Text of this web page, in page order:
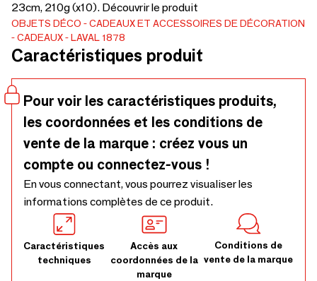
23cm, 210g (x10). Découvrir le produit
OBJETS DÉCO
CADEAUX ET ACCESSOIRES DE DÉCORATION
CADEAUX
LAVAL 1878
Caractéristiques produit
Pour voir les caractéristiques produits,
les coordonnées et les conditions de
vente de la marque : créez vous un
compte ou connectez-vous !
En vous connectant, vous pourrez visualiser les
informations complètes de ce produit.
Caractéristiques
techniques
Accès aux
coordonnées de la
marque
Conditions de
vente de la marque